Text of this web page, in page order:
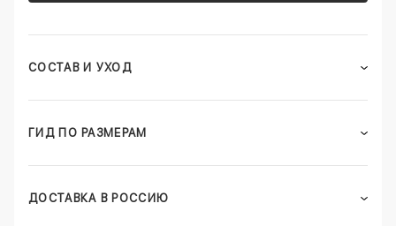
СОСТАВ И УХОД
ГИД ПО РАЗМЕРАМ
ДОСТАВКА В РОССИЮ